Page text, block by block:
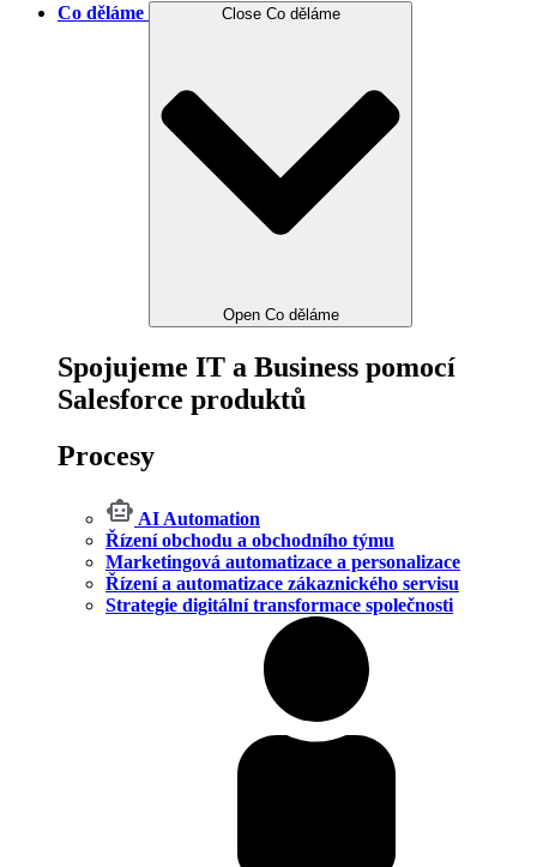
Co děláme Close Co děláme
Open Co děláme
Spojujeme IT a Business pomocí
Salesforce produktů
Procesy
AI Automation
Řízení obchodu a obchodního týmu
Marketingová automatizace a personalizace
Řízení a automatizace zákaznického servisu
Strategie digitální transformace společnosti